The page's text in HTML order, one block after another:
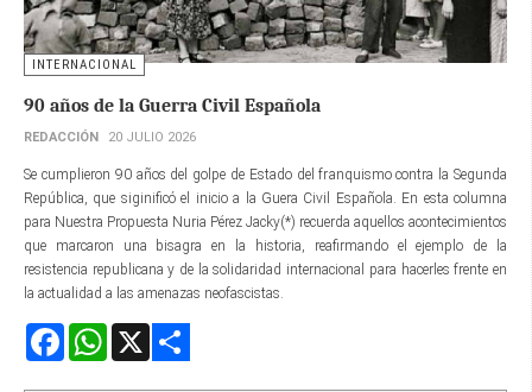
INTERNACIONAL
90 años de la Guerra Civil Española
REDACCIÓN 20 JULIO 2026
Se cumplieron 90 años del golpe de Estado del franquismo contra la Segunda
República, que siginificó el inicio a la Guera Civil Española. En esta columna
para Nuestra Propuesta Nuria Pérez Jacky(*) recuerda aquellos acontecimientos
que marcaron una bisagra en la historia, reafirmando el ejemplo de la
resistencia republicana y de la solidaridad internacional para hacerles frente en
la actualidad a las amenazas neofascistas.
FacebookWhatsApp